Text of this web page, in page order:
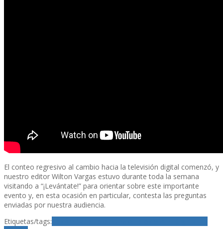
El conteo regresivo al cambio hacia la televisión digital comenzó, y
nuestro editor Wilton Vargas estuvo durante toda la semana
visitando a “¡Levántate!” para orientar sobre este importante
evento y, en esta ocasión en particular, contesta las preguntas
enviadas por nuestra audiencia.
Etiquetas/tags: